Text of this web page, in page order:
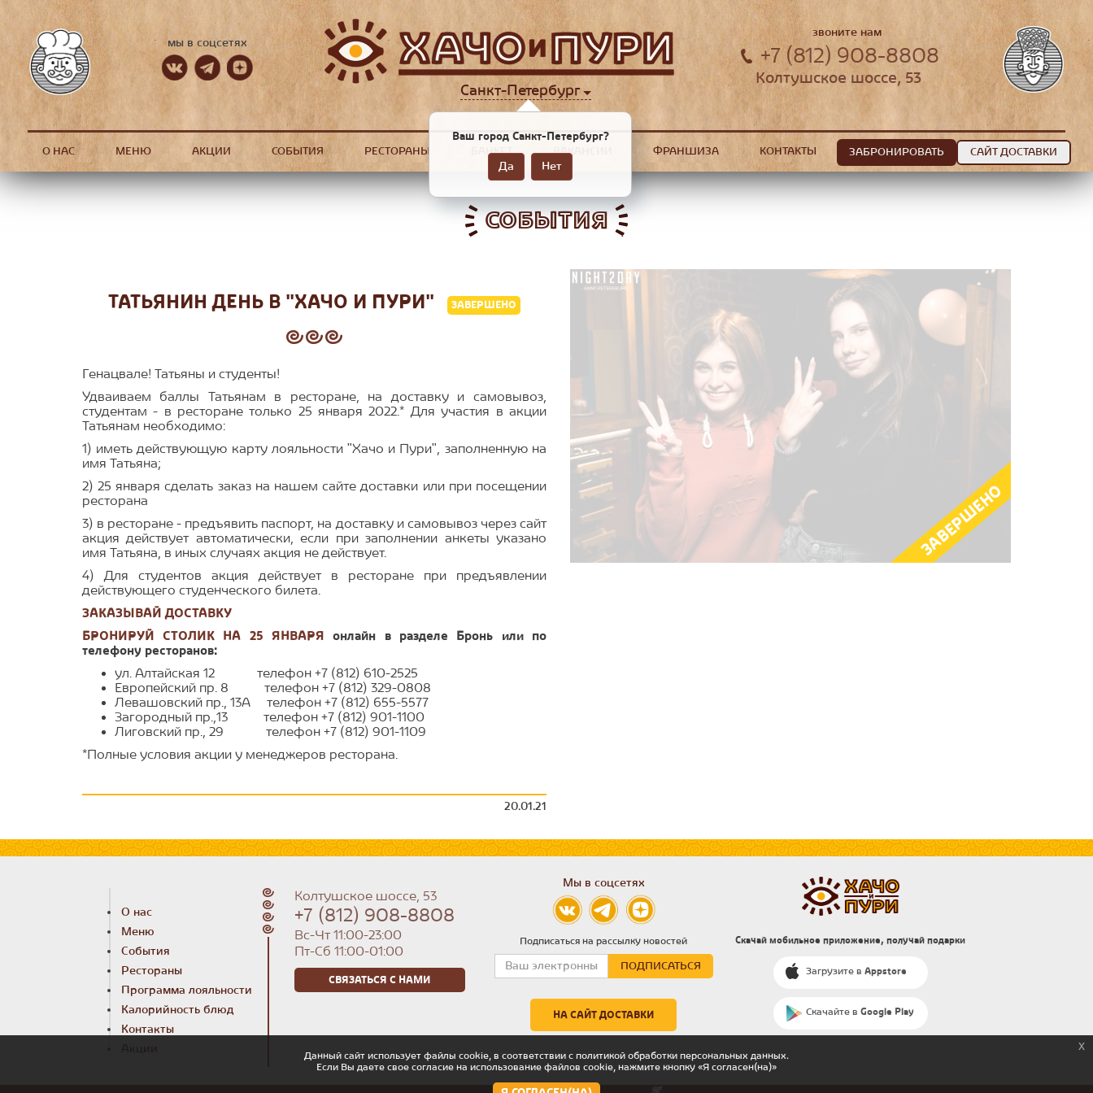
мы в соцсетях
Санкт-Петербург
Ваш город Санкт-Петербург?
Да Нет
звоните нам
+7 (812) 908-8808
Колтушское шоссе, 53
О НАС МЕНЮ АКЦИИ СОБЫТИЯ РЕСТОРАНЫ БАНКЕТ ВАКАНСИИ ФРАНШИЗА КОНТАКТЫ ЗАБРОНИРОВАТЬ САЙТ ДОСТАВКИ
СОБЫТИЯ
ТАТЬЯНИН ДЕНЬ В "ХАЧО И ПУРИ" ЗАВЕРШЕНО
Генацвале! Татьяны и студенты!
Удваиваем баллы Татьянам в ресторане, на доставку и самовывоз,
студентам - в ресторане только 25 января 2022.* Для участия в акции
Татьянам необходимо:
1) иметь действующую карту лояльности "Хачо и Пури", заполненную на
имя Татьяна;⁣⁣
2) 25 января сделать заказ на нашем сайте доставки или при посещении
ресторана⁣⁣⠀
3) в ресторане - предъявить паспорт, на доставку и самовывоз через сайт
акция действует автоматически, если при заполнении анкеты указано
имя Татьяна, в иных случаях акция не действует.
4) Для студентов акция действует в ресторане при предъявлении
действующего студенческого билета.
ЗАКАЗЫВАЙ ДОСТАВКУ
БРОНИРУЙ СТОЛИК НА 25 ЯНВАРЯ онлайн в разделе Бронь или по
телефону ресторанов:
ул. Алтайская 12 телефон +7 (812) 610-2525
Европейский пр. 8 телефон +7 (812) 329-0808
Левашовский пр., 13А телефон +7 (812) 655-5577
Загородный пр.,13 телефон +7 (812) 901-1100
Лиговский пр., 29 телефон +7 (812) 901-1109
*Полные условия акции у менеджеров ресторана.
20.01.21
ЗАВЕРШЕНО
О нас
Меню
События
Рестораны
Программа лояльности
Калорийность блюд
Контакты
Колтушское шоссе, 53
+7 (812) 908-8808
Вс-Чт 11:00-23:00
Пт-Сб 11:00-01:00
СВЯЗАТЬСЯ С НАМИ
Мы в соцсетях
Подписаться на рассылку новостей
НА САЙТ ДОСТАВКИ
Скачай мобильное приложение, получай подарки
Загрузите в Appstore
Скачайте в Google Play
Данный сайт использует файлы cookie, в соответствии с политикой обработки персональных данных.
Если Вы даете свое согласие на использование файлов cookie, нажмите кнопку «Я согласен(на)»
x